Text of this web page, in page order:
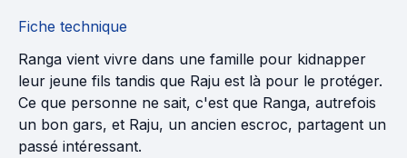
Fiche technique
Ranga vient vivre dans une famille pour kidnapper
leur jeune fils tandis que Raju est là pour le protéger.
Ce que personne ne sait, c'est que Ranga, autrefois
un bon gars, et Raju, un ancien escroc, partagent un
passé intéressant.